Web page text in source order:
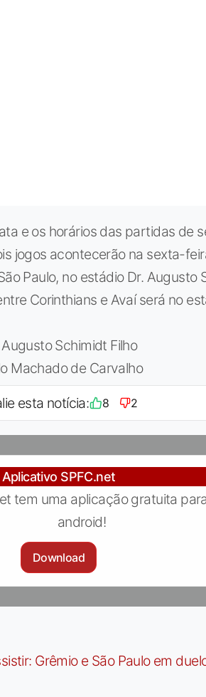
e os horários das partidas de
jogos acontecerão na sexta-
Paulo, no estádio Dr. Augusto
Corinthians e Avaí será no
Schimidt Filho
Machado de Carvalho
esta notícia: 8 2
Aplicativo SPFC.net
tem uma aplicação gratuita
android!
Download
Grêmio e São Paulo em